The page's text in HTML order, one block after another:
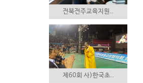
전북전주교육지원..
제60회 사)한국초..